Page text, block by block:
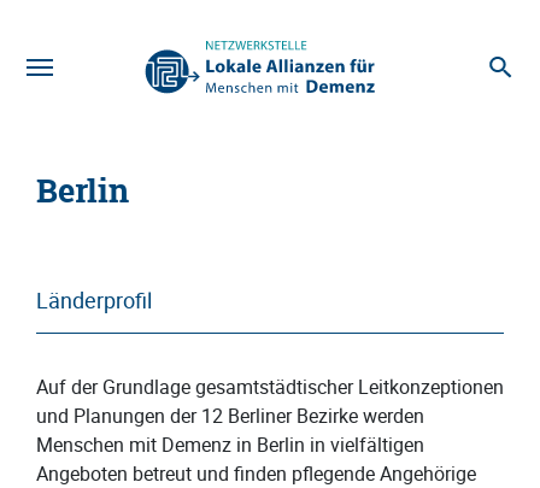
Berlin
Länderprofil
Auf der Grundlage gesamtstädtischer Leitkonzeptionen
und Planungen der 12 Berliner Bezirke werden
Menschen mit Demenz in Berlin in vielfältigen
Angeboten betreut und finden pflegende Angehörige